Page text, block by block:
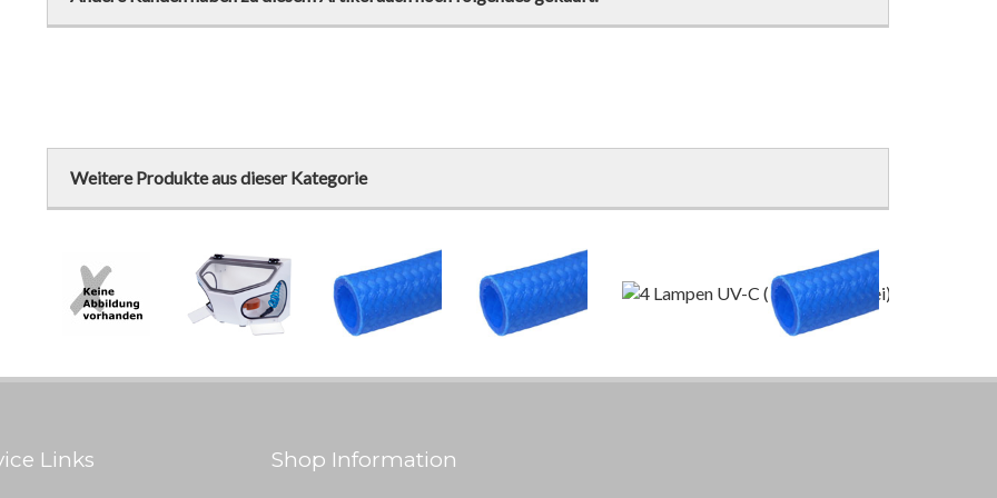
Weitere Produkte aus dieser Kategorie
Links Shop Information